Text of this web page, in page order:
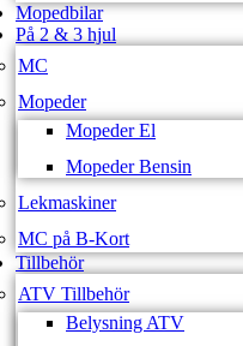
Mopedbilar
På 2 & 3 hjul
MC
Mopeder
Mopeder El
Mopeder Bensin
Lekmaskiner
MC på B-Kort
Tillbehör
ATV Tillbehör
Belysning ATV